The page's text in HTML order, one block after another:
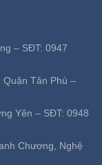
– SĐT: 0947
Tân Phú –
Yên – SĐT: 0948
Chương, Nghệ